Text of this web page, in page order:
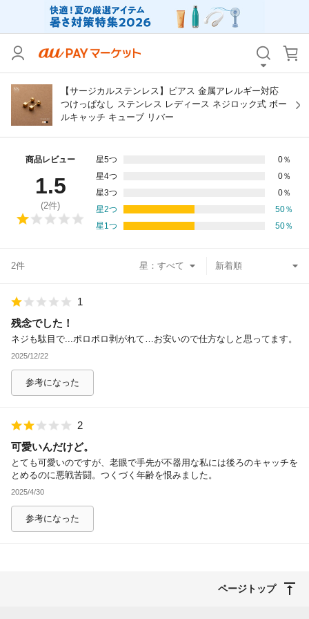
【サージカルステンレス】ピアス 金属アレルギー対応
つけっぱなし ステンレス レディース ネジロック式 ボー
ルキャッチ キューブ リバー
商品レビュー
1.5
(2件)
星5つ 0％
星4つ
0％
星3つ
0％
星2つ
50％
星1つ
50％
2件 星：
1
残念でした！
ネジも駄目で...ポロポロ剥がれて…お安いので仕方なしと思ってます。
2025/12/22
参考になった
2
可愛いんだけど。
とても可愛いのですが、老眼で手先が不器用な私には後ろのキャッチを
とめるのに悪戦苦闘。つくづく年齢を恨みました。
2025/4/30
参考になった
ページトップ
カテゴリ すべて
価格 すべて
支払い方法
その他の条件
送料無料
Pontaパス特典対象すべて ポイントUPセレクトのみ
除外ワード